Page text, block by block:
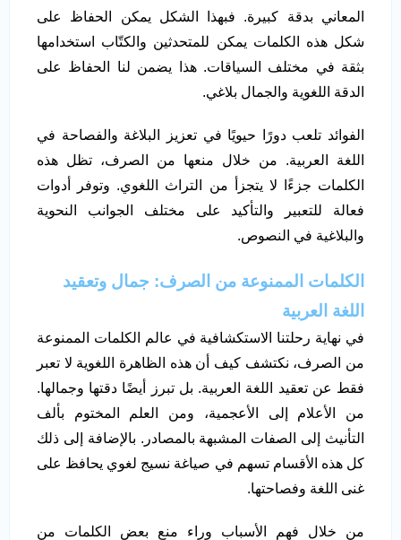
المعاني بدقة كبيرة. فبهذا الشكل يمكن الحفاظ على
شكل هذه الكلمات يمكن للمتحدثين والكتّاب استخدامها
بثقة في مختلف السياقات. هذا يضمن لنا الحفاظ على
الدقة اللغوية والجمال بلاغي.
الفوائد تلعب دورًا حيويًا في تعزيز البلاغة والفصاحة في
اللغة العربية. من خلال منعها من الصرف، تظل هذه
الكلمات جزءًا لا يتجزأ من التراث اللغوي. وتوفر أدوات
فعالة للتعبير والتأكيد على مختلف الجوانب النحوية
والبلاغية في النصوص.
الكلمات الممنوعة من الصرف: جمال وتعقيد
اللغة العربية
في نهاية رحلتنا الاستكشافية في عالم الكلمات الممنوعة
من الصرف، نكتشف كيف أن هذه الظاهرة اللغوية لا تعبر
فقط عن تعقيد اللغة العربية. بل تبرز أيضًا دقتها وجمالها.
من الأعلام إلى الأعجمية، ومن العلم المختوم بألف
التأنيث إلى الصفات المشبهة بالمصادر. بالإضافة إلى ذلك
كل هذه الأقسام تسهم في صياغة نسيج لغوي يحافظ على
غنى اللغة وفصاحتها.
من خلال فهم الأسباب وراء منع بعض الكلمات من